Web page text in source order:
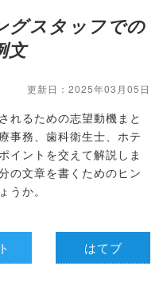
グスタッフでの
文
更新日：2025年03月05日
れるための志望動機まと
事務、歯科衛生士、ホテ
イントを交えて解説しま
の文章を書くためのヒン
うか。
はてブ